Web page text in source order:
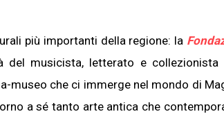
più importanti della regione: la
del musicista, letterato e collezionista
museo che ci immerge nel mondo di
a sé tanto arte antica che